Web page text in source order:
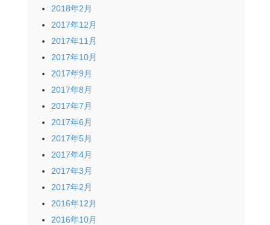
2018年2月
2017年12月
2017年11月
2017年10月
2017年9月
2017年8月
2017年7月
2017年6月
2017年5月
2017年4月
2017年3月
2017年2月
2016年12月
2016年10月